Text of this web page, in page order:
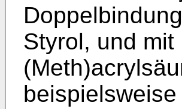
Styrol, und